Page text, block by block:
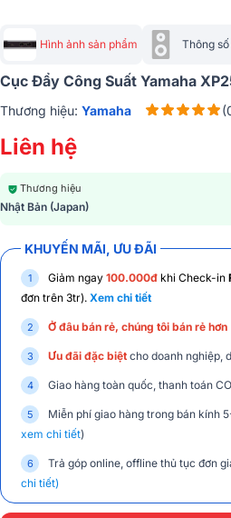
Hình ảnh sản phẩm Thông
Cục Đẩy Công Suất Yamaha
Thương hiệu: Yamaha
Liên hệ
Thương hiệu
Nhật Bản (Japan)
KHUYẾN MÃI, ƯU ĐÃI
Giảm ngay 100.000đ khi Check-in
đơn trên 3tr). Xem chi tiết
Ở đâu bán rẻ, chúng tôi bán rẻ hơn
Ưu đãi đặc biệt cho doanh nghiệp,
Giao hàng toàn quốc, thanh toán
Miễn phí giao hàng trong bán kính
xem chi tiết)
Trả góp online, offline thủ tục đơn
chi tiết)